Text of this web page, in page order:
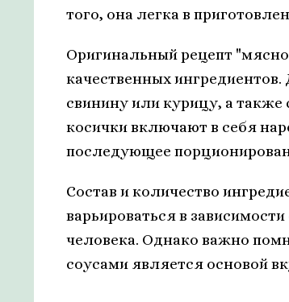
того, она легка в
Оригинальный рецепт
качественных
свинину или курицу, а
косички включают в себя
последующее
Состав и количество
варьироваться в
человека. Однако важно
соусами является основой